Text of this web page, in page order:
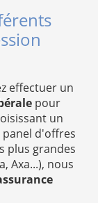
effectuer un
pour
un
panel d'offres
plus grandes
Axa...), nous